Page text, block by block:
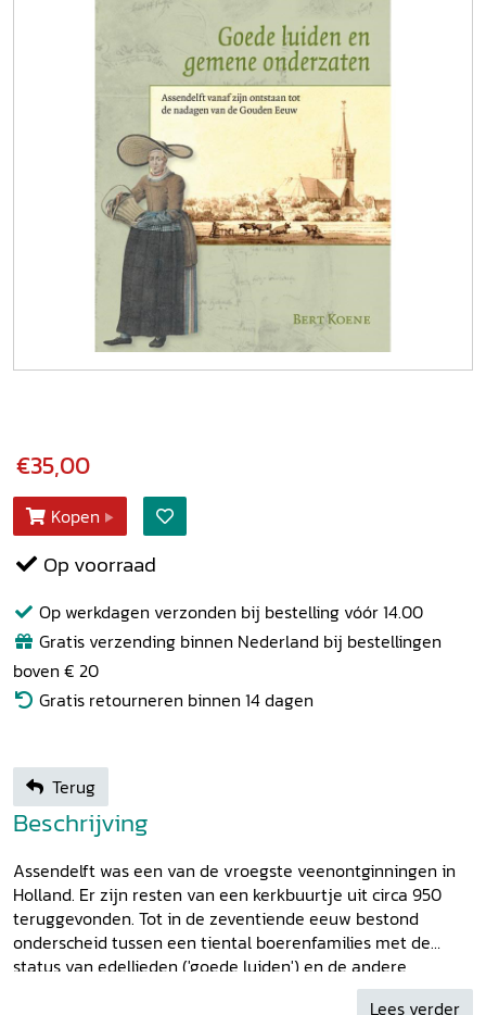
€35,00
Kopen
Op voorraad
Op werkdagen verzonden bij bestelling vóór 14.00
Gratis verzending binnen Nederland bij bestellingen
boven € 20
Gratis retourneren binnen 14 dagen
Terug
Beschrijving
Assendelft was een van de vroegste veenontginningen in
Holland. Er zijn resten van een kerkbuurtje uit circa 950
teruggevonden. Tot in de zeventiende eeuw bestond
onderscheid tussen een tiental boerenfamilies met de
status van edellieden ('goede luiden') en de andere
dorpelingen ('gemene onderzaten'). Bert Koene toont aan
Lees verder